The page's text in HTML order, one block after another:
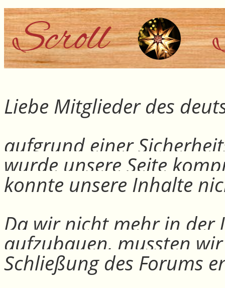
Liebe Mitglieder des
aufgrund einer
wurde unsere Seite
konnte unsere Inhalte
Da wir nicht mehr in der
aufzubauen, mussten
Schließung des Forums